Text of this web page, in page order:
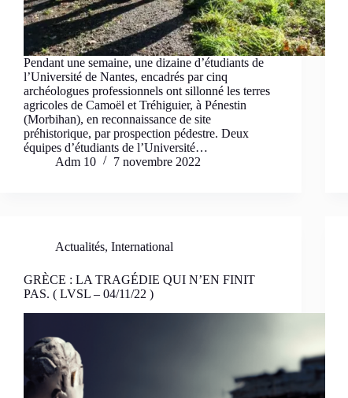
Pendant une semaine, une dizaine d’étudiants de
l’Université de Nantes, encadrés par cinq
archéologues professionnels ont sillonné les terres
agricoles de Camoël et Tréhiguier, à Pénestin
(Morbihan), en reconnaissance de site
préhistorique, par prospection pédestre. Deux
équipes d’étudiants de l’Université…
Adm 10
7 novembre 2022
Actualités, International
GRÈCE : LA TRAGÉDIE QUI N’EN FINIT
PAS. ( LVSL – 04/11/22 )